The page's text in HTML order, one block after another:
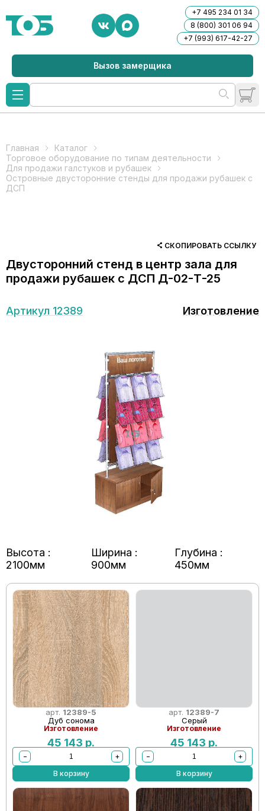
+7 495 234 01 34
8 (800) 301 06 94
+7 (993) 617-42-27
Вызов замерщика
Главная
Каталог
Торговое оборудование по типам деятельности
Для продажи галстуков и рубашек
Островные двусторонние стенды для продажи рубашек с
ДСП
СКОПИРОВАТЬ ССЫЛКУ
Двусторонний стенд в центр зала для
продажи рубашек с ДСП Д-02-Т-25
Артикул 12389 Изготовление
Высота :
2100мм
Ширина :
900мм
Глубина :
450мм
арт. 12389-5
Дуб сонома
Изготовление
45 143 р.
−
+
В корзину
арт. 12389-7
Серый
Изготовление
45 143 р.
−
+
В корзину